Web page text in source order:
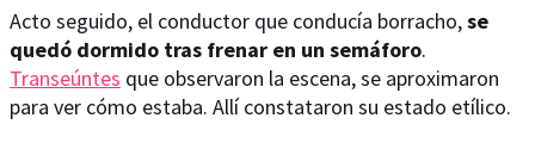
Acto seguido, el conductor que conducía borracho,se
quedó dormido tras frenar en un semáforo.
Transeúntes que observaron la escena, se aproximaron
para ver cómo estaba. Allí constataron su estado etílico.